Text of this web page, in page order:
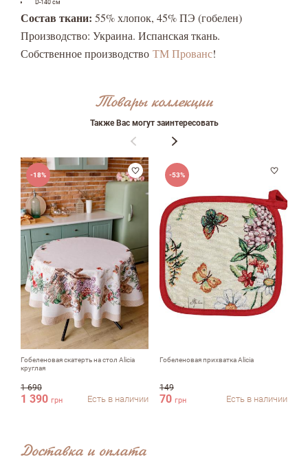
D-140 см
Состав ткани: 55% хлопок, 45% ПЭ (гобелен)
Производство: Украина. Испанская ткань.
Собственное производство ТМ Прованс!
Товары коллекции
Также Вас могут заинтересовать
-18%
Гобеленовая скатерть на стол Alicia
круглая
1 690
1 390 грн Есть в наличии
-53%
Гобеленовая прихватка Alicia
149
70 грн Есть в наличии
Доставка и оплата
email
Достоинства
Недостатки
Оцените, пожалуйста